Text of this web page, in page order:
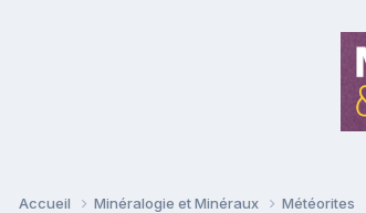
Accueil Minéralogie et Minéraux Météorites